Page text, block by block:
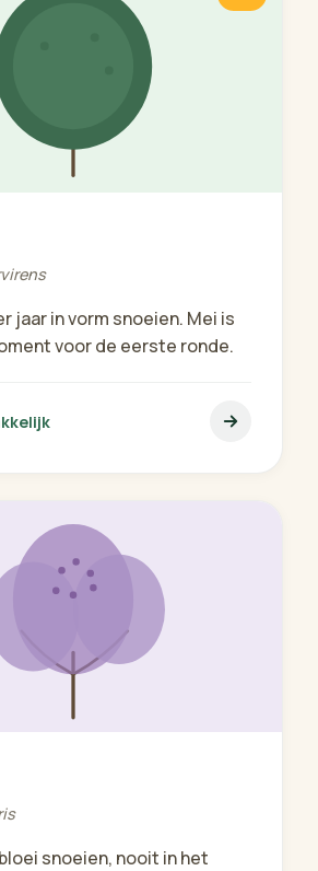
jaar in vorm snoeien. Mei is
voor de eerste ronde.
snoeien, nooit in het